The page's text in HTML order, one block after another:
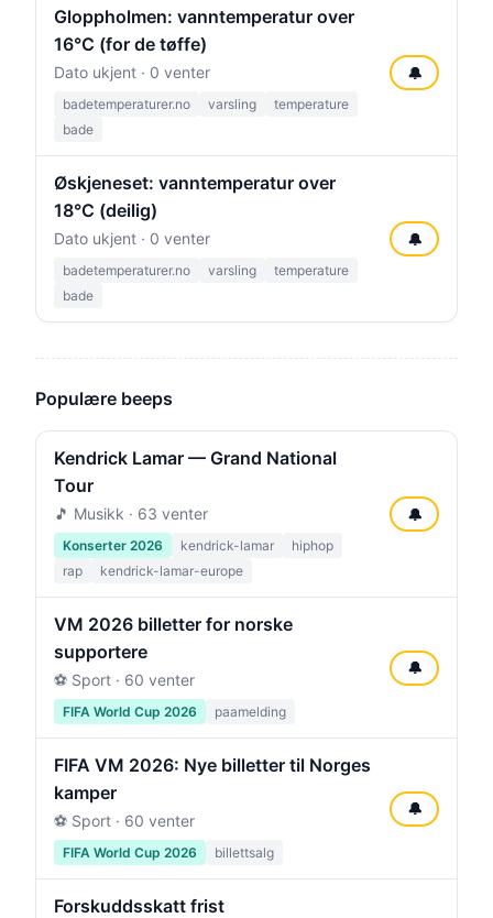
Gloppholmen: vanntemperatur over
16°C (for de tøffe)
Dato ukjent · 0 venter
badetemperaturer.no varsling
temperature
bade
🔔
Øskjeneset: vanntemperatur over
18°C (deilig)
Dato ukjent · 0 venter
badetemperaturer.no varsling
temperature
bade
🔔
Populære beeps
Kendrick Lamar — Grand National
Tour
🎵 Musikk · 63 venter
Konserter 2026 kendrick-lamar
hiphop
rap
kendrick-lamar-europe
🔔
VM 2026 billetter for norske
supportere
⚽ Sport · 60 venter
FIFA World Cup 2026 paamelding
🔔
FIFA VM 2026: Nye billetter til Norges
kamper
⚽ Sport · 60 venter
FIFA World Cup 2026 billettsalg
🔔
Forskuddsskatt frist